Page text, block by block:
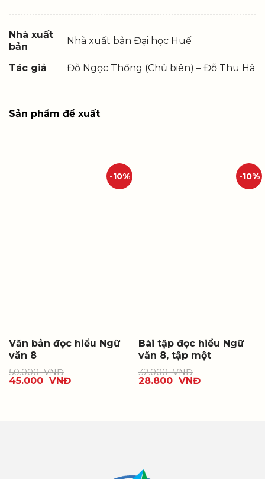
Nhà xuất
bản
Nhà xuất bản Đại học Huế
Tác giả Đỗ Ngọc Thống (Chủ biên) – Đỗ Thu Hà
Sản phẩm đề xuất
-10%
Văn bản đọc hiểu Ngữ
văn 8
50.000VNĐ
45.000 VNĐ
-10%
Bài tập đọc hiểu Ngữ
văn 8, tập một
32.000VNĐ
28.800 VNĐ